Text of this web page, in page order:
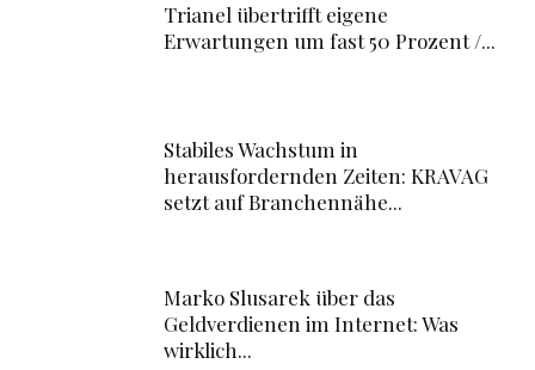
Trianel übertrifft eigene
Erwartungen um fast 50 Prozent /...
Stabiles Wachstum in
herausfordernden Zeiten: KRAVAG
setzt auf Branchennähe...
Marko Slusarek über das
Geldverdienen im Internet: Was
wirklich...